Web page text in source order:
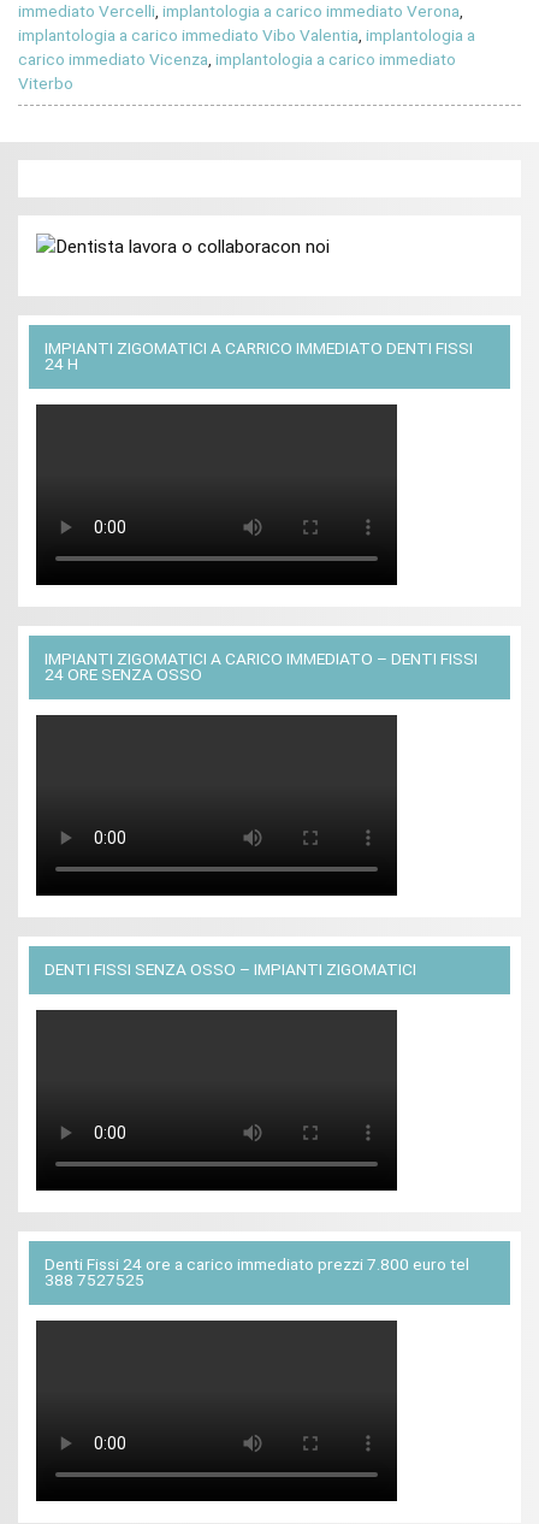
immediato Vercelli ,implantologia a carico immediato Verona
implantologia a carico immediato Vibo Valentia ,implantologia a
carico immediato Vicenza ,implantologia a carico immediato
Viterbo
IMPIANTI ZIGOMATICI A CARRICO IMMEDIATO DENTI FISSI
24 H
IMPIANTI ZIGOMATICI A CARICO IMMEDIATO – DENTI FISSI
24 ORE SENZA OSSO
DENTI FISSI SENZA OSSO – IMPIANTI ZIGOMATICI
Denti Fissi 24 ore a carico immediato prezzi 7.800 euro tel
388 7527525